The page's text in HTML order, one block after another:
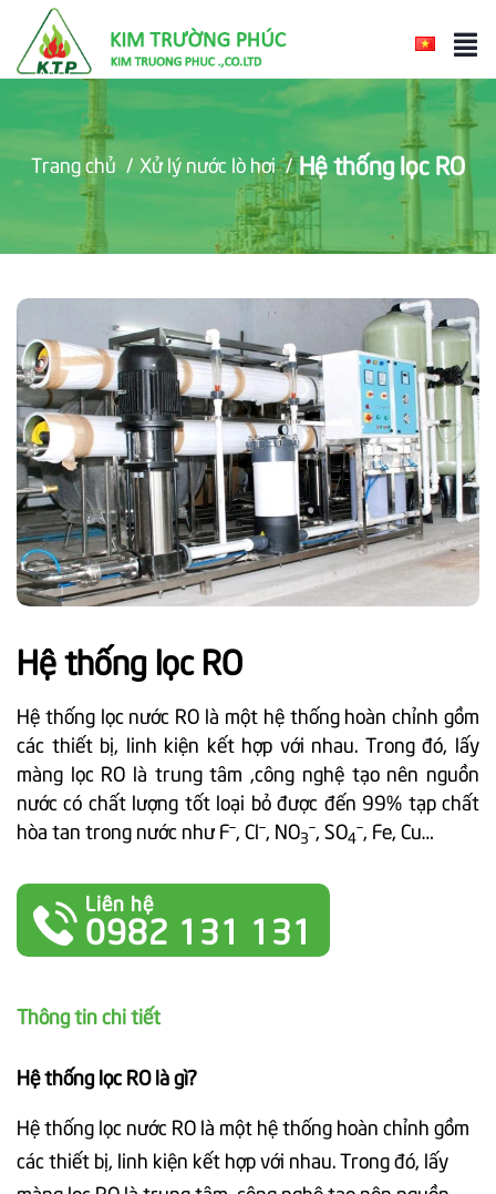
Trang chủ / Xử lý nước lò hơi /Hệ thống lọc RO
Hệ thống lọc RO
Hệ thống lọc nước RO là một hệ thống hoàn chỉnh gồm
các thiết bị, linh kiện kết hợp với nhau. Trong đó, lấy
màng lọc RO là trung tâm ,công nghệ tạo nên nguồn
nước có chất lượng tốt loại bỏ được đến 99% tạp chất
hòa tan trong nước như Fˉ, Clˉ, NO3ˉ, SO4ˉ, Fe, Cu…
Liên hệ
0982 131 131
Thông tin chi tiết
Hệ thống lọc RO là gì?
Hệ thống lọc nước RO là một hệ thống hoàn chỉnh gồm
các thiết bị, linh kiện kết hợp với nhau. Trong đó, lấy